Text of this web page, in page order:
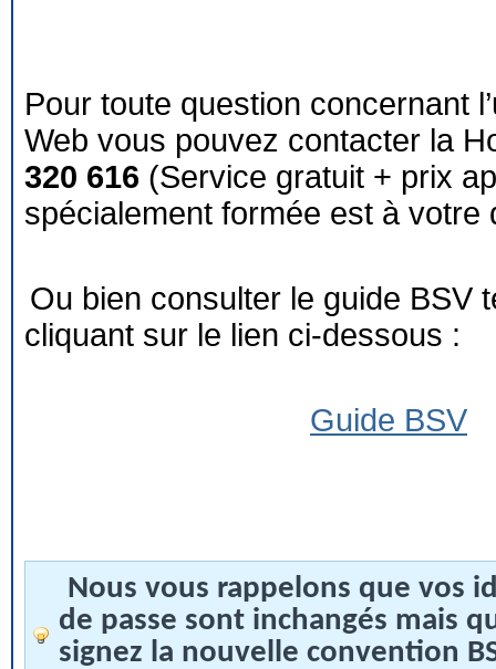
Pour toute question concernant
Web vous pouvez contacter la
320 616 (Service gratuit + prix
spécialement formée est à votre
Ou bien consulter le guide BSV
cliquant sur le lien ci-dessous :
Guide BSV
Nous vous rappelons que vos
de passe sont inchangés mais
signez la nouvelle convention